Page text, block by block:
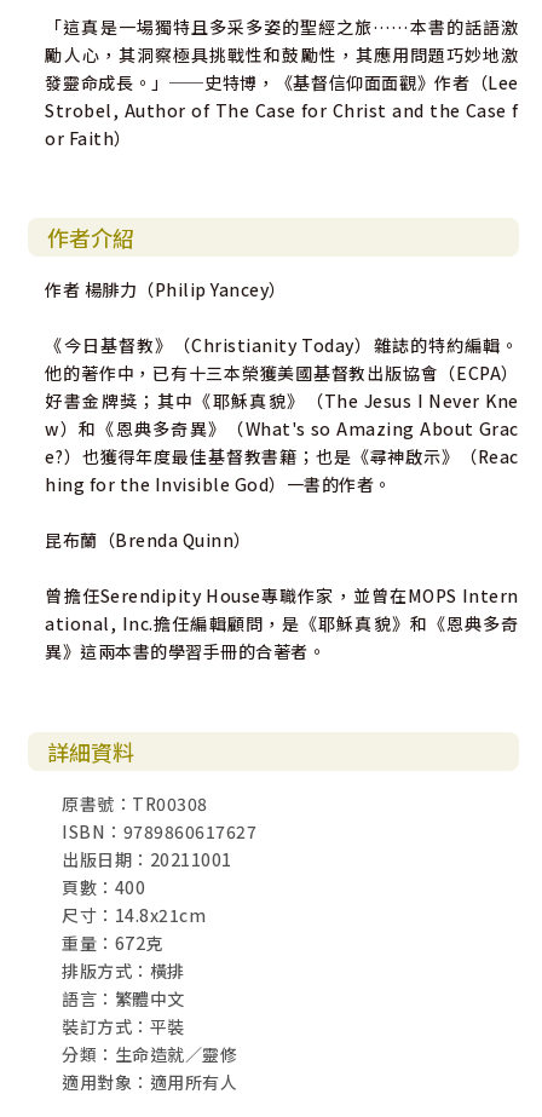
「這真是一場獨特且多采多姿的聖經之旅……本書的話語激
勵人心，其洞察極具挑戰性和鼓勵性，其應用問題巧妙地激
發靈命成長。」──史特博，《基督信仰面面觀》作者（Lee
Strobel, Author of The Case for Christ and the Case f
or Faith）
作者介紹
作者 楊腓力（Philip Yancey）
《今日基督教》（Christianity Today）雜誌的特約編輯。
他的著作中，已有十三本榮獲美國基督教出版協會（ECPA）
好書金牌獎；其中《耶穌真貌》（The Jesus I Never Kne
w）和《恩典多奇異》（What's so Amazing About Grac
e?）也獲得年度最佳基督教書籍；也是《尋神啟示》（Reac
hing for the Invisible God）一書的作者。
昆布蘭（Brenda Quinn）
曾擔任Serendipity House專職作家，並曾在MOPS Intern
ational, Inc.擔任編輯顧問，是《耶穌真貌》和《恩典多奇
異》這兩本書的學習手冊的合著者。
詳細資料
原書號：TR00308
ISBN：9789860617627
出版日期：20211001
頁數：400
尺寸：14.8x21cm
重量：672克
排版方式：橫排
語言：繁體中文
裝訂方式：平裝
分類：生命造就／靈修
適用對象：適用所有人